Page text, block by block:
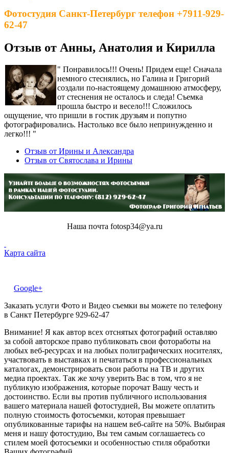
Фотостудия Санкт-Петербург телефон +7911-929-
62-47
Отзыв от Анны, Анатолия и Кирилла
" Понравилось!!! Очень! Придем еще! Сначала
немного стеснялись, но Галина и Григорий
создали по-настоящему домашнюю атмосферу,
от стеснения не осталось и следа! Съемка
прошла быстро и весело!!! Сложилось
ощущение, что пришли в гостик друзьям и попутно
фотографировались. Настолько все было непринужденно и
легко!!! "
Отзыв от Ирины и Александра
Отзыв от Святослава и Ирины
Наша почта fotosp34@ya.ru
Карта сайта
Google+
Заказать услуги Фото и Видео съемки вы можете по телефону
в Санкт Петербурге 929-62-47
Внимание! Я как автор всех отснятых фотографий оставляю
за собой авторское право публиковать свои фотоработы на
любых веб-ресурсах и на любых полиграфических носителях,
участвовать в выставках и печататься в профессиональных
каталогах, демонстрировать свои работы на ТВ и других
медиа проектах. Так же хочу уверить Вас в том, что я не
публикую изображения, которые порочат Вашу честь и
достоинство. Если вы против публичного использования
вашего материала нашей фотостудией, Вы можете оплатить
полную стоимость фотосъемки, которая превышает
опубликованные тарифы на нашем веб-сайте на 50%. Выбирая
меня и нашу фотостудию, Вы тем самым соглашаетесь со
стилем моей фотосъемки и особенностью стиля обработки